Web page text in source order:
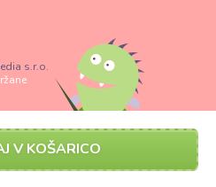
V KOŠARICO
s.r.o.